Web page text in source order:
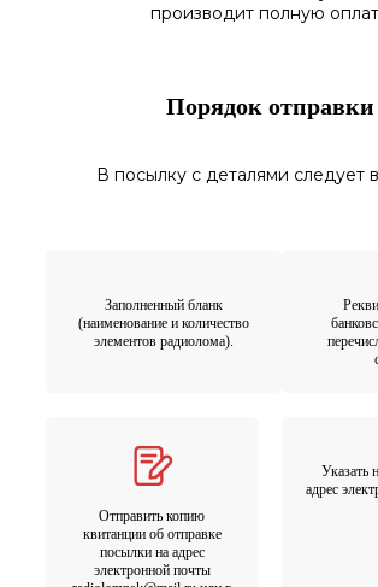
производит полную
Порядок отправки
В посылку с деталями следует
Заполненный бланк
(наименование и количество
элементов радиолома).
Отправить копию
квитанции об отправке
посылки на адрес
электронной почты
Указать
адрес